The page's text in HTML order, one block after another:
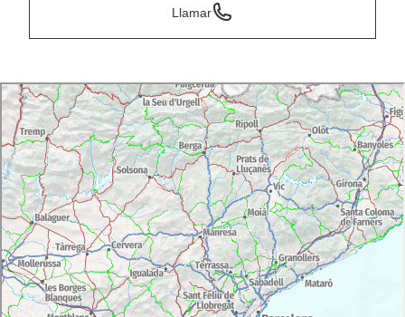
Llamar